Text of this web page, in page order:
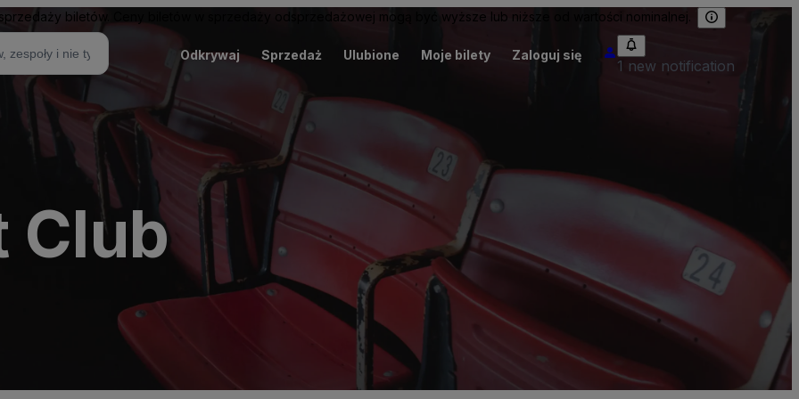
biletów. Ceny biletów w sprzedaży odsprzedażowej mogą być wyższe lub niższe od wartości nominalnej.
Odkrywaj Sprzedaż Ulubione Moje bilety Zaloguj się
1 new notification
Club